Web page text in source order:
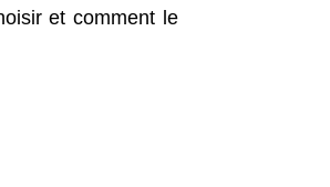
et comment le